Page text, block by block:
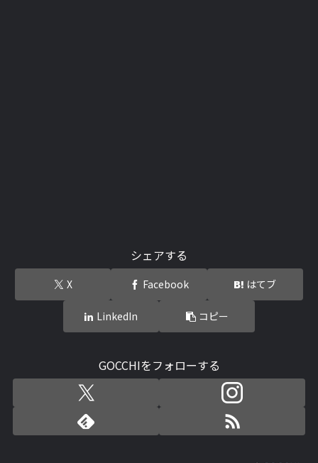
シェアする
X Facebook はてブ
LinkedIn コピー
GOCCHIをフォローする